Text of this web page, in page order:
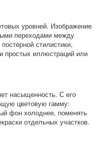
уровней. Изображение
переходами между
стилистики,
простых иллюстраций или
насыщенность. С его
цветовую гамму:
фон холоднее, поменять
отдельных участков.